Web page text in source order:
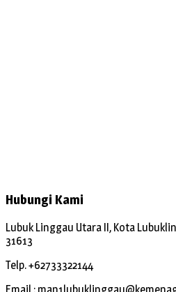
Hubungi Kami
Lubuk Linggau Utara II, Kota
31613
Telp. +62733322144